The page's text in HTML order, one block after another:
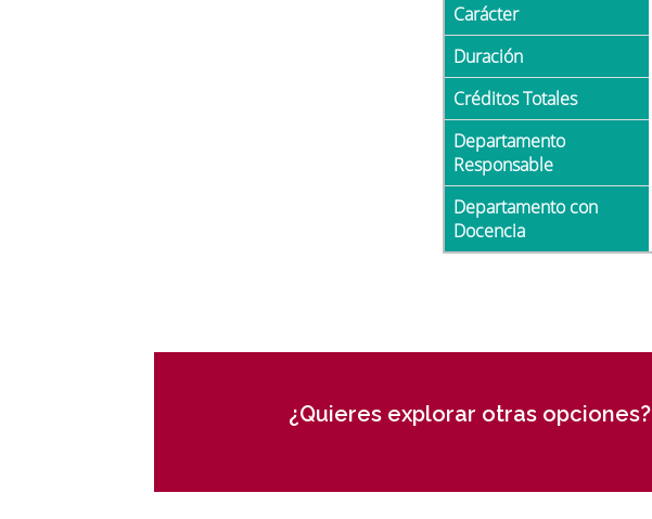
Carácter
Duración
Créditos Totales
Departamento
Responsable
Departamento con
Docencia
¿Quieres explorar otras opciones?